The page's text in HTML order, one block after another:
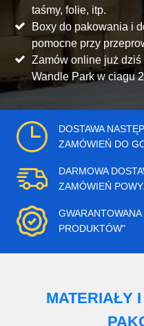
taśmy, folie, itp.
Boxy do pakowania i
pomocne przy
Zamów online już
Wandle Park w ciagu
DOSTAWA
ZAMÓWIEŃ DO
DARMOWA
ZAMÓWIEŃ
PRODUKTÓW"
MATERIAŁY